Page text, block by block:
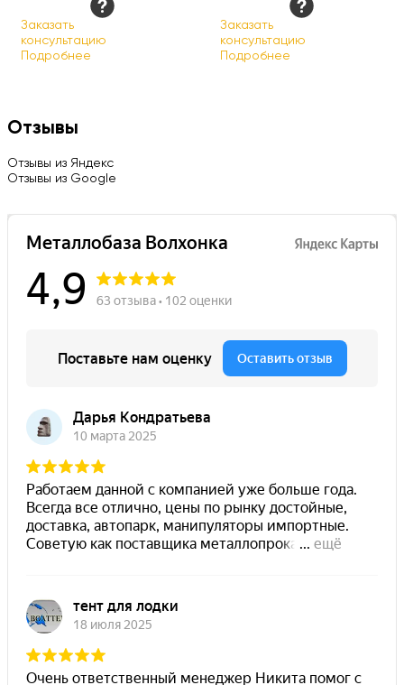
Заказать
консультацию
Подробнее
Заказать
консультацию
Подробнее
Отзывы
Отзывы из Яндекс
Отзывы из Google